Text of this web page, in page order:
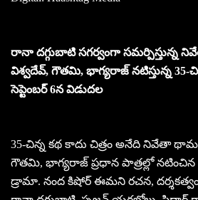
రానా దగ్గుబాటి సగర్వంగా సమర్పిస్తున్న
విశ్వదేవ్, గౌతమి, భాగ్యరాజ్ నటిస్తున్న 35-
సెప్టెంబర్ 6న విడుదల
35-చిన్న కథ కాదు చిత్రం అనేది నివేతా
గౌతమి, భాగ్యరాజ్ ప్రధాన పాత్రల్లో నటించిన
డ్రామా. నంద కిషోర్ ఈమని రచన,